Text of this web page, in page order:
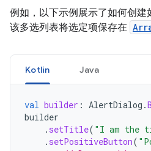
例如，以下示例展示了如何创建
该多选列表将选定项保存在
Kotlin Java
val builder : AlertDialog .
builder
. setTitle( "I am the
. setPositiveButton(